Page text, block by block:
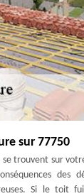
sur 77750
se trouvent sur
des
Si le toit